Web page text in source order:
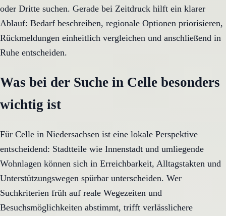
oder Dritte suchen. Gerade bei Zeitdruck hilft ein klarer
Ablauf: Bedarf beschreiben, regionale Optionen priorisieren,
Rückmeldungen einheitlich vergleichen und anschließend in
Ruhe entscheiden.
Was bei der Suche in Celle besonders
wichtig ist
Für Celle in Niedersachsen ist eine lokale Perspektive
entscheidend: Stadtteile wie Innenstadt und umliegende
Wohnlagen können sich in Erreichbarkeit, Alltagstakten und
Unterstützungswegen spürbar unterscheiden. Wer
Suchkriterien früh auf reale Wegezeiten und
Besuchsmöglichkeiten abstimmt, trifft verlässlichere